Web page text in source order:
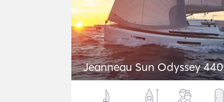
Jeanneau Sun Odyssey 440